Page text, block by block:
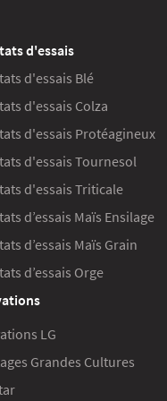
d'essais
d'essais Blé
d'essais Colza
d'essais Protéagineux
d'essais Tournesol
d'essais Triticale
d’essais Maïs Ensilage
d’essais Maïs Grain
d’essais Orge
LG
Grandes Cultures